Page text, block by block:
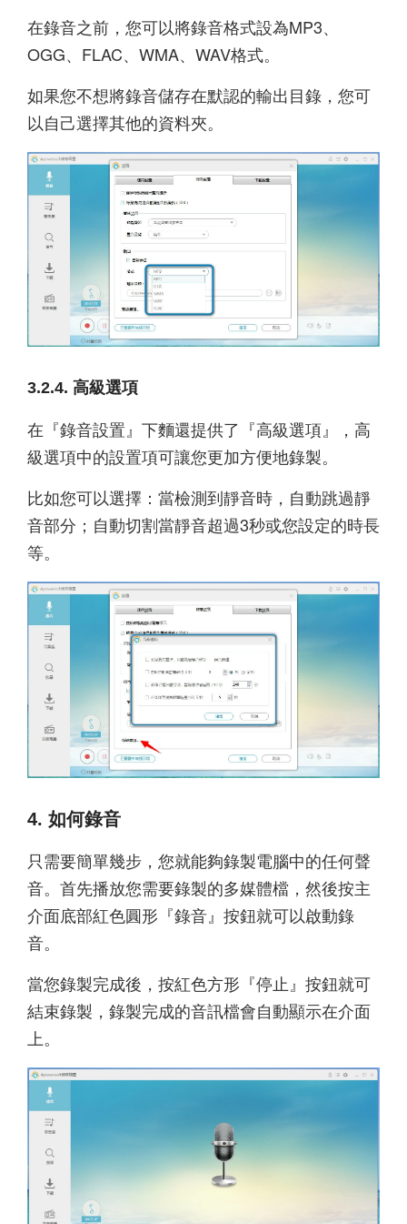
在錄音之前，您可以將錄音格式設為MP3、
OGG、FLAC、WMA、WAV格式。
如果您不想將錄音儲存在默認的輸出目錄，您可
以自己選擇其他的資料夾。
3.2.4. 高級選項
在『錄音設置』下麵還提供了『高級選項』，高
級選項中的設置項可讓您更加方便地錄製。
比如您可以選擇：當檢測到靜音時，自動跳過靜
音部分；自動切割當靜音超過3秒或您設定的時長
等。
4. 如何錄音
只需要簡單幾步，您就能夠錄製電腦中的任何聲
音。首先播放您需要錄製的多媒體檔，然後按主
介面底部紅色圓形『錄音』按鈕就可以啟動錄
音。
當您錄製完成後，按紅色方形『停止』按鈕就可
結束錄製，錄製完成的音訊檔會自動顯示在介面
上。